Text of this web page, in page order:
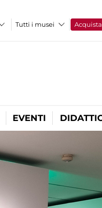
Tutti i musei Acquista
EVENTI